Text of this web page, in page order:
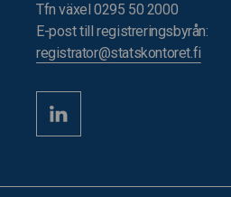
Tfn växel 0295 50 2000
E-post till registreringsbyrån:
registrator@statskontoret.fi